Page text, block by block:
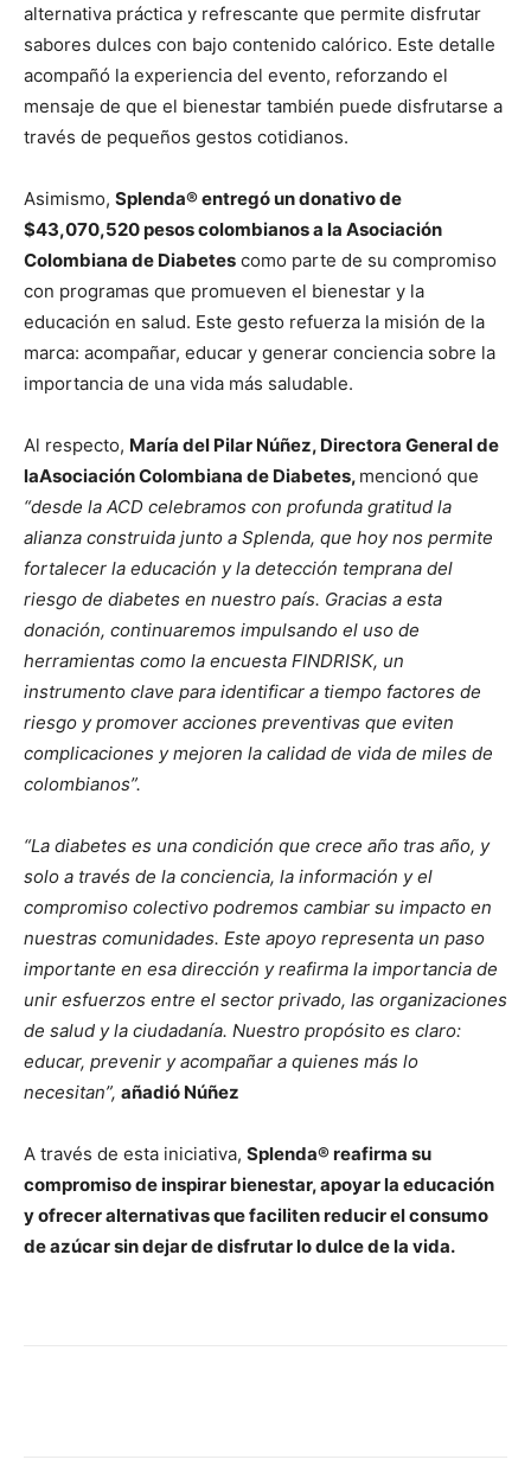
alternativa práctica y refrescante que permite disfrutar
sabores dulces con bajo contenido calórico. Este detalle
acompañó la experiencia del evento, reforzando el
mensaje de que el bienestar también puede disfrutarse a
través de pequeños gestos cotidianos.
Asimismo, Splenda® entregó un donativo de
$43,070,520 pesos colombianos a la Asociación
Colombiana de Diabetes como parte de su compromiso
con programas que promueven el bienestar y la
educación en salud. Este gesto refuerza la misión de la
marca: acompañar, educar y generar conciencia sobre la
importancia de una vida más saludable.
Al respecto, María del Pilar Núñez, Directora General de
laAsociación Colombiana de Diabetes, mencionó que
“desde la ACD celebramos con profunda gratitud la
alianza construida junto a Splenda, que hoy nos permite
fortalecer la educación y la detección temprana del
riesgo de diabetes en nuestro país. Gracias a esta
donación, continuaremos impulsando el uso de
herramientas como la encuesta FINDRISK, un
instrumento clave para identificar a tiempo factores de
riesgo y promover acciones preventivas que eviten
complicaciones y mejoren la calidad de vida de miles de
colombianos”.
“La diabetes es una condición que crece año tras año, y
solo a través de la conciencia, la información y el
compromiso colectivo podremos cambiar su impacto en
nuestras comunidades. Este apoyo representa un paso
importante en esa dirección y reafirma la importancia de
unir esfuerzos entre el sector privado, las organizaciones
de salud y la ciudadanía. Nuestro propósito es claro:
educar, prevenir y acompañar a quienes más lo
necesitan”, añadió Núñez
A través de esta iniciativa, Splenda® reafirma su
compromiso de inspirar bienestar, apoyar la educación
y ofrecer alternativas que faciliten reducir el consumo
de azúcar sin dejar de disfrutar lo dulce de la vida.